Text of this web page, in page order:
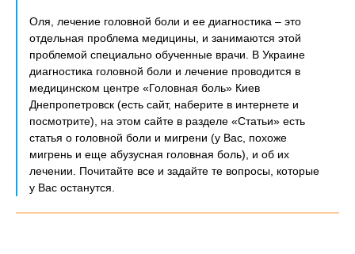
Оля, лечение головной боли и ее диагностика – это
отдельная проблема медицины, и занимаются этой
проблемой специально обученные врачи. В Украине
диагностика головной боли и лечение проводится в
медицинском центре «Головная боль» Киев
Днепропетровск (есть сайт, наберите в интернете и
посмотрите), на этом сайте в разделе «Статьи» есть
статья о головной боли и мигрени (у Вас, похоже
мигрень и еще абузусная головная боль), и об их
лечении. Почитайте все и задайте те вопросы, которые
у Вас останутся.